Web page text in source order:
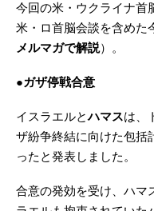
今回の米・ウクライナ首
米・ロ首脳会談を含めた
メルマガで解説）。
●ガザ停戦合意
イスラエルとハマスは、
ザ紛争終結に向けた包括
ったと発表しました。
合意の発効を受け、ハマ